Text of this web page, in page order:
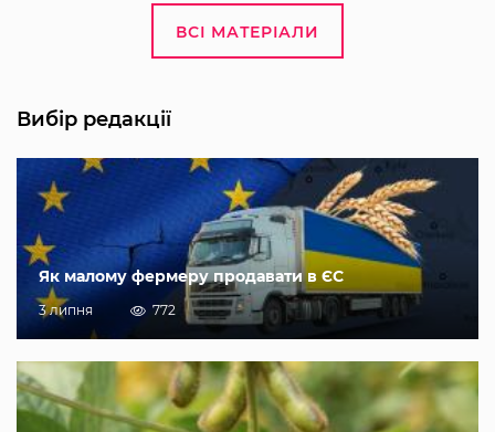
ВСІ МАТЕРІАЛИ
Вибір редакції
Як малому фермеру продавати в ЄС
3 липня 772